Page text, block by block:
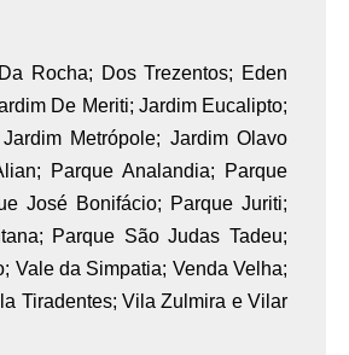
Rocha; Dos Trezentos; Eden
De Meriti; Jardim Eucalipto;
Metrópole; Jardim Olavo
Parque Analandia; Parque
José Bonifácio; Parque Juriti;
Parque São Judas Tadeu;
Vale da Simpatia; Venda Velha;
Tiradentes; Vila Zulmira e Vilar